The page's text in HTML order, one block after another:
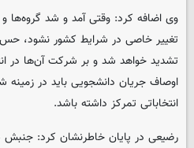
وی اضافه کرد: وقتی آمد و شد
تغییر خاصی در شرایط کشور نشود،
تشدید خواهد شد و بر شرکت آن‌ها در
اوصاف جریان دانشجویی باید در زمینه
انتخاباتی تمرکز داشته باشد.
رضیعی در پایان خاطرنشان کرد: جنبش